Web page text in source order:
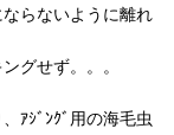
らないように離れ
グせず。。。
ｱｼﾞﾝｸﾞ用の海毛虫